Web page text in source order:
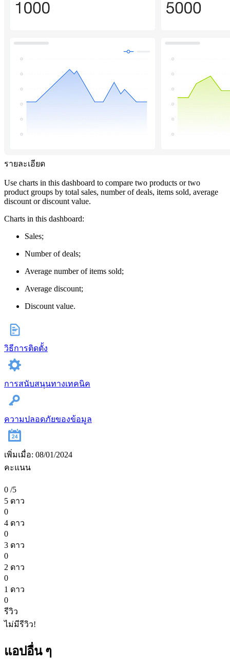
รายละเอียด
Use charts in this dashboard to compare two products or two
product groups by total sales, number of deals, items sold, average
discount or discount value.
Charts in this dashboard:
Sales;
Number of deals;
Average number of items sold;
Average discount;
Discount value.
วิธีการติดตั้ง
การสนับสนุนทางเทคนิค
ความปลอดภัยของข้อมูล
เพิ่มเมื่อ: 08/01/2024
คะแนน
0 /5
5 ดาว
0
4 ดาว
0
3 ดาว
0
2 ดาว
0
1 ดาว
0
รีวิว
ไม่มีรีวิว!
แอปอื่น ๆ